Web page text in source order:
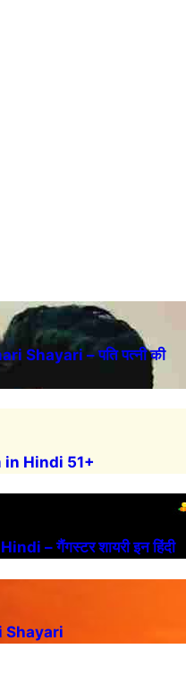
Shayari – पति पत्नी की
in Hindi 51+
– गैंगस्टर शायरी इन हिंदी
Shayari